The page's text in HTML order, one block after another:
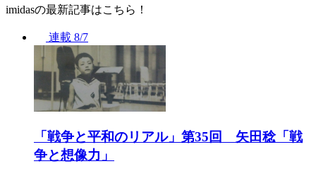
imidasの最新記事はこちら！
連載 8/7
「戦争と平和のリアル」第35回 矢田稔「戦
争と想像力」